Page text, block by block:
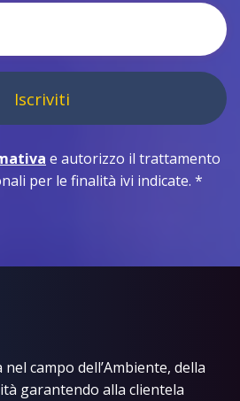
Iscriviti
e autorizzo il trattamento
per le finalità ivi indicate. *
campo dell’Ambiente, della
garantendo alla clientela